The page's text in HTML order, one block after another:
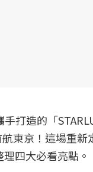
造的「
東京！這場重新
四大必看亮點。